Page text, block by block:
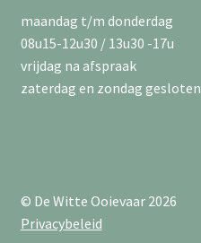
maandag t/m donderdag
08u15-12u30 / 13u30 -17u
vrijdag na afspraak
zaterdag en zondag gesloten
© De Witte Ooievaar 2026
Privacybeleid